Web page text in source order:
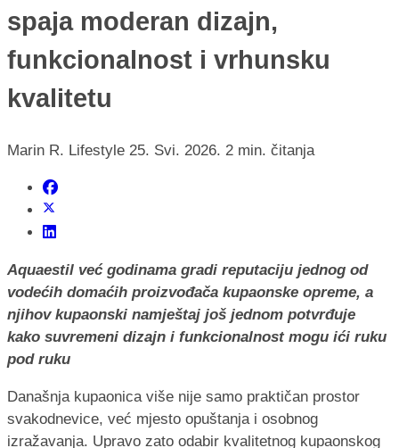
spaja moderan dizajn,
funkcionalnost i vrhunsku
kvalitetu
Marin R. Lifestyle 25. Svi. 2026. 2 min. čitanja
Aquaestil već godinama gradi reputaciju jednog od
vodećih domaćih proizvođača kupaonske opreme, a
njihov kupaonski namještaj još jednom potvrđuje
kako suvremeni dizajn i funkcionalnost mogu ići ruku
pod ruku
Današnja kupaonica više nije samo praktičan prostor
svakodnevice, već mjesto opuštanja i osobnog
izražavanja. Upravo zato odabir kvalitetnog kupaonskog